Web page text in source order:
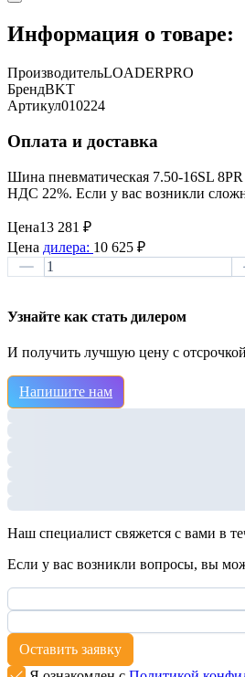
Информация о товаре:
ПроизводительLOADERPRO
БрендBKT
Артикул010224
Оплата и доставка
Шина пневматическая 7.50-16SL
НДС 22%. Если у вас возникли
Цена13 281 ₽
Цена дилера: 10 625 ₽
Узнайте как стать дилером
И получить лучшую цену с
Напишите нам
Наш специалист свяжется с вами в
Если у вас возникли вопросы, вы
Оставить заявку